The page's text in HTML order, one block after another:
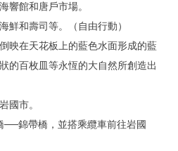
響館和唐戶市場。
鮮和壽司等。（自由行動）
映在天花板上的藍色水面形成的藍
的百枚皿等永恆的大自然所創造出
國市。
──錦帶橋，並搭乘纜車前往岩國